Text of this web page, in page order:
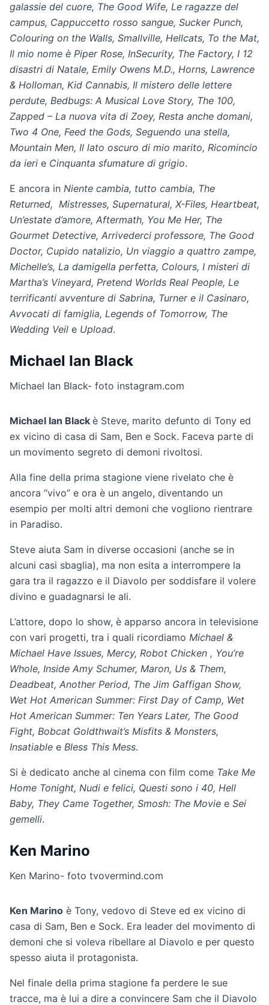
galassie del cuore, The Good Wife, Le ragazze del
campus, Cappuccetto rosso sangue, Sucker Punch,
Colouring on the Walls, Smallville, Hellcats, To the Mat,
Il mio nome è Piper Rose, InSecurity, The Factory, I 12
disastri di Natale, Emily Owens M.D., Horns, Lawrence
& Holloman, Kid Cannabis, Il mistero delle lettere
perdute, Bedbugs: A Musical Love Story, The 100,
Zapped – La nuova vita di Zoey, Resta anche domani,
Two 4 One, Feed the Gods, Seguendo una stella,
Mountain Men, Il lato oscuro di mio marito, Ricomincio
da ieri e Cinquanta sfumature di grigio.
E ancora in Niente cambia, tutto cambia, The
Returned, Mistresses, Supernatural, X-Files, Heartbeat,
Un’estate d’amore, Aftermath, You Me Her, The
Gourmet Detective, Arrivederci professore, The Good
Doctor, Cupido natalizio, Un viaggio a quattro zampe,
Michelle’s, La damigella perfetta, Colours, I misteri di
Martha’s Vineyard, Pretend Worlds Real People, Le
terrificanti avventure di Sabrina, Turner e il Casinaro,
Avvocati di famiglia, Legends of Tomorrow, The
Wedding Veil e Upload.
Michael Ian Black
Michael Ian Black- foto instagram.com
Michael Ian Black è Steve, marito defunto di Tony ed
ex vicino di casa di Sam, Ben e Sock. Faceva parte di
un movimento segreto di demoni rivoltosi.
Alla fine della prima stagione viene rivelato che è
ancora “vivo” e ora è un angelo, diventando un
esempio per molti altri demoni che vogliono rientrare
in Paradiso.
Steve aiuta Sam in diverse occasioni (anche se in
alcuni casi sbaglia), ma non esita a interrompere la
gara tra il ragazzo e il Diavolo per soddisfare il volere
divino e guadagnarsi le ali.
L’attore, dopo lo show, è apparso ancora in televisione
con vari progetti, tra i quali ricordiamo Michael &
Michael Have Issues, Mercy, Robot Chicken , You’re
Whole, Inside Amy Schumer, Maron, Us & Them,
Deadbeat, Another Period, The Jim Gaffigan Show,
Wet Hot American Summer: First Day of Camp, Wet
Hot American Summer: Ten Years Later, The Good
Fight, Bobcat Goldthwait’s Misfits & Monsters,
Insatiable e Bless This Mess.
Si è dedicato anche al cinema con film come Take Me
Home Tonight, Nudi e felici, Questi sono i 40, Hell
Baby, They Came Together, Smosh: The Movie e Sei
gemelli.
Ken Marino
Ken Marino- foto tvovermind.com
Ken Marino è Tony, vedovo di Steve ed ex vicino di
casa di Sam, Ben e Sock. Era leader del movimento di
demoni che si voleva ribellare al Diavolo e per questo
spesso aiuta il protagonista.
Nel finale della prima stagione fa perdere le sue
tracce, ma è lui a dire a convincere Sam che il Diavolo